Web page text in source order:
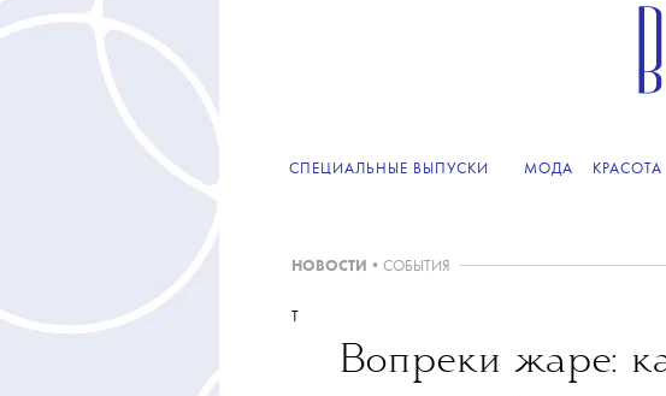
СПЕЦИАЛЬНЫЕ ВЫПУСКИ МОДА КРАСОТА
НОВОСТИ • СОБЫТИЯ
Вопреки жаре: